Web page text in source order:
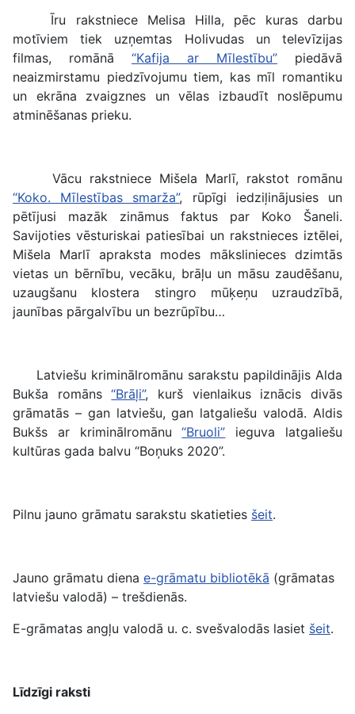
Īru rakstniece Melisa Hilla, pēc kuras darbu
motīviem tiek uzņemtas Holivudas un televīzijas
filmas, romānā “Kafija ar Mīlestību” piedāvā
neaizmirstamu piedzīvojumu tiem, kas mīl romantiku
un ekrāna zvaigznes un vēlas izbaudīt noslēpumu
atminēšanas prieku.
Vācu rakstniece Mišela Marlī, rakstot romānu
“Koko. Mīlestības smarža”, rūpīgi iedziļinājusies un
pētījusi mazāk zināmus faktus par Koko Šaneli.
Savijoties vēsturiskai patiesībai un rakstnieces iztēlei,
Mišela Marlī apraksta modes mākslinieces dzimtās
vietas un bērnību, vecāku, brāļu un māsu zaudēšanu,
uzaugšanu klostera stingro mūķeņu uzraudzībā,
jaunības pārgalvību un bezrūpību…
Latviešu kriminālromānu sarakstu papildinājis Alda
Bukša romāns“Brāļi”, kurš vienlaikus iznācis divās
grāmatās – gan latviešu, gan latgaliešu valodā. Aldis
Bukšs ar kriminālromānu“Bruoli” ieguva latgaliešu
kultūras gada balvu “Boņuks 2020”.
Pilnu jauno grāmatu sarakstu skatieties šeit.
Jauno grāmatu diena e-grāmatu bibliotēkā (grāmatas
latviešu valodā) – trešdienās.
E-grāmatas angļu valodā u. c. svešvalodās lasiet šeit.
Līdzīgi raksti